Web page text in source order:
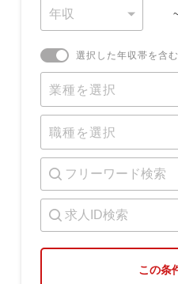
選択した年収帯を含
業種を選択
職種を選択
この条